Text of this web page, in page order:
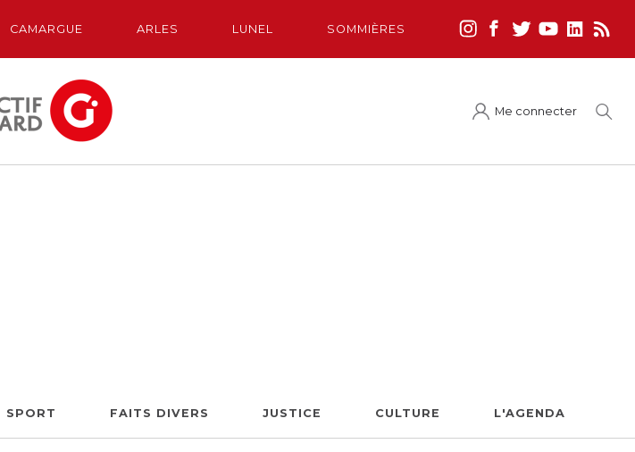
CAMARGUE ARLES LUNEL SOMMIÈRES
Me connecter
SPORT FAITS DIVERS JUSTICE CULTURE L'AGENDA